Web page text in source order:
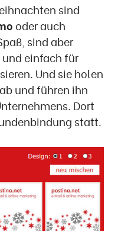
sind
oder auch
sind aber
einfach für
Und sie holen
und führen ihn
Dort
statt.